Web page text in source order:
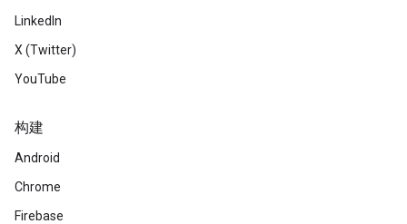
LinkedIn
X (Twitter)
YouTube
构建
Android
Chrome
Firebase